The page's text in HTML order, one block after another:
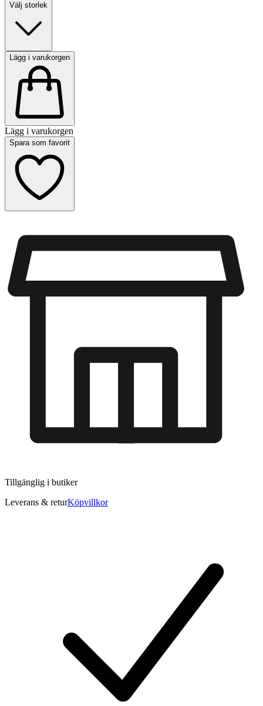
Välj storlek
Lägg i varukorgen
Lägg i varukorgen
Spara som favorit
Tillgänglig i butiker
Leverans & returKöpvillkor